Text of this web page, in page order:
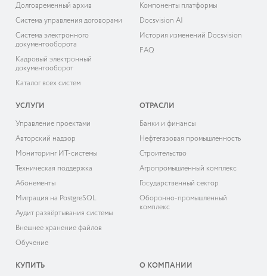
Долговременный архив
Система управления договорами
Система электронного
документооборота
Кадровый электронный
документооборот
Каталог всех систем
Компоненты платформы
Docsvision AI
История изменений Docsvision
FAQ
УСЛУГИ
Управление проектами
Авторский надзор
Мониторинг ИТ-системы
Техническая поддержка
Абонементы
Миграция на PostgreSQL
Аудит развёртывания системы
Внешнее хранение файлов
Обучение
ОТРАСЛИ
Банки и финансы
Нефтегазовая промышленность
Строительство
Агропромышленный комплекс
Государственный сектор
Оборонно-промышленный
комплекс
КУПИТЬ О КОМПАНИИ